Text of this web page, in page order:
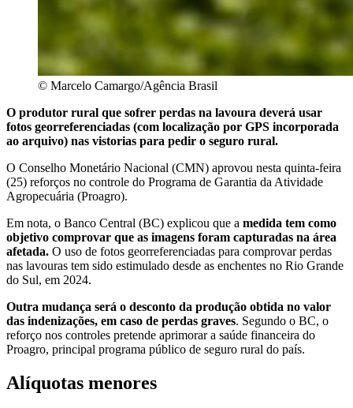
© Marcelo Camargo/Agência Brasil
O produtor rural que sofrer perdas na lavoura deverá usar
fotos georreferenciadas (com localização por GPS incorporada
ao arquivo) nas vistorias para pedir o seguro rural.
O Conselho Monetário Nacional (CMN) aprovou nesta quinta-feira
(25) reforços no controle do Programa de Garantia da Atividade
Agropecuária (Proagro).
Em nota, o Banco Central (BC) explicou que a medida tem como
objetivo comprovar que as imagens foram capturadas na área
afetada. O uso de fotos georreferenciadas para comprovar perdas
nas lavouras tem sido estimulado desde as enchentes no Rio Grande
do Sul, em 2024.
Outra mudança será o desconto da produção obtida no valor
das indenizações, em caso de perdas graves. Segundo o BC, o
reforço nos controles pretende aprimorar a saúde financeira do
Proagro, principal programa público de seguro rural do país.
Alíquotas menores